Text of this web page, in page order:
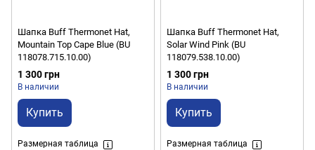
Шапка Buff Thermonet Hat,
Mountain Top Cape Blue (BU
118078.715.10.00)
1 300 грн
В наличии
Купить
Размерная таблица
Шапка Buff Thermonet Hat,
Solar Wind Pink (BU
118079.538.10.00)
1 300 грн
В наличии
Купить
Размерная таблица